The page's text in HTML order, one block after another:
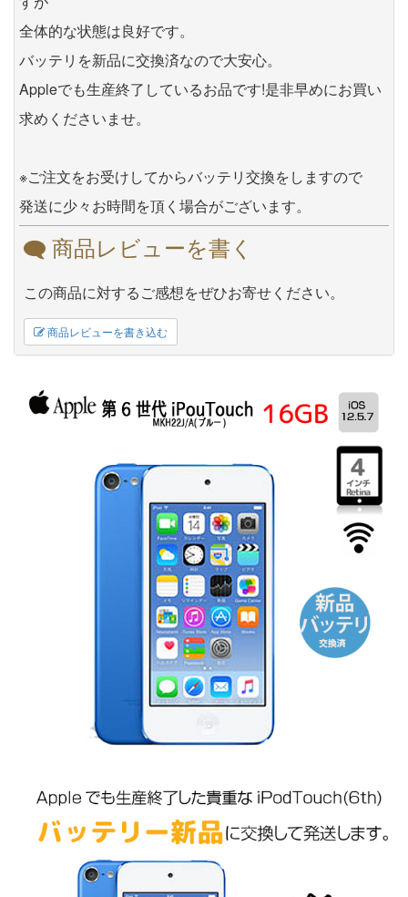
全体的な状態は良好です。
バッテリを新品に交換済なので大安心。
Appleでも生産終了しているお品です!是非早めにお買い
求めくださいませ。
※ご注文をお受けしてからバッテリ交換をしますので
発送に少々お時間を頂く場合がございます。
商品レビューを書く
この商品に対するご感想をぜひお寄せください。
商品レビューを書き込む